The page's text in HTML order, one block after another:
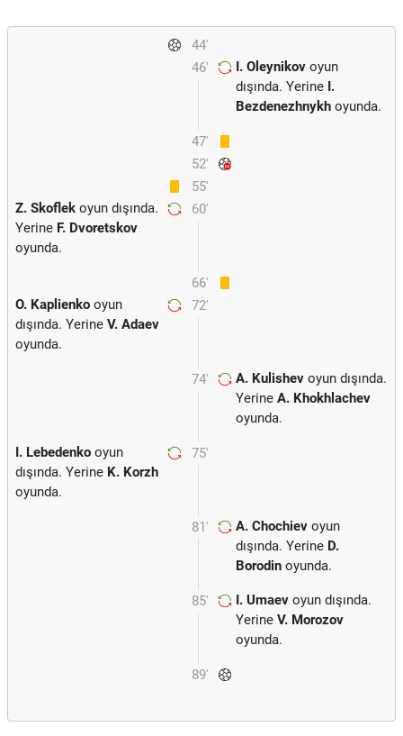
44'
46'
I. Oleynikov oyun
dışında. Yerine I.
Bezdenezhnykh oyunda.
47'
52'
55'
60'
Z. Skoflek oyun dışında.
Yerine F. Dvoretskov
oyunda.
66'
72'
O. Kaplienko oyun
dışında. Yerine V. Adaev
oyunda.
74' A. Kulishev oyun dışında.
Yerine A. Khokhlachev
oyunda.
75'
I. Lebedenko oyun
dışında. Yerine K. Korzh
oyunda.
81' A. Chochiev oyun
dışında. Yerine D.
Borodin oyunda.
85' I. Umaev oyun dışında.
Yerine V. Morozov
oyunda.
89'